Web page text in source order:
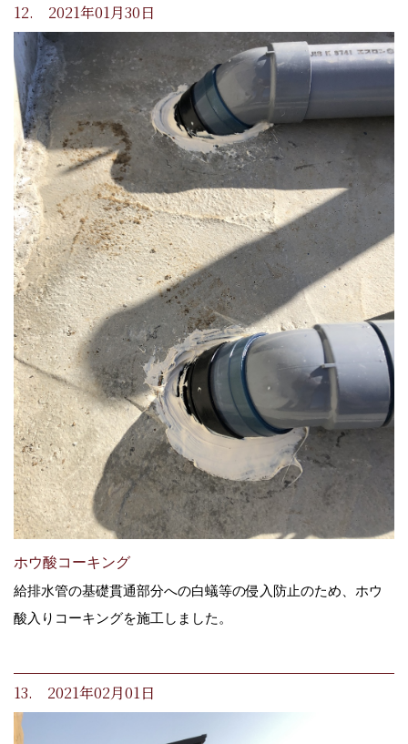
12. 2021年01月30日
ホウ酸コーキング
給排水管の基礎貫通部分への白蟻等の侵入防止のため、ホウ
酸入りコーキングを施工しました。
13. 2021年02月01日